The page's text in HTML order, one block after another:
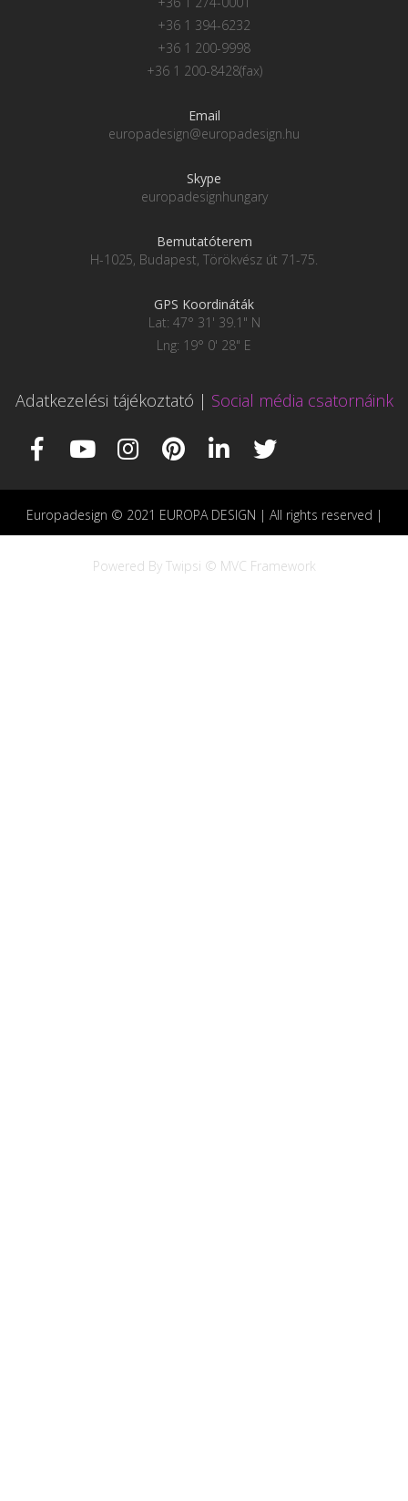
+36 1 394-6232
+36 1 200-9998
+36 1 200-8428(fax)
Email
europadesign@europadesign.hu
Skype
europadesignhungary
Bemutatóterem
H-1025, Budapest, Törökvész út 71-75.
GPS Koordináták
Lat: 47° 31' 39.1" N
Lng: 19° 0' 28" E
Adatkezelési tájékoztató | Social média csatornáink
Europadesign © 2021 EUROPA DESIGN | All rights reserved |
Powered By Twipsi © MVC Framework